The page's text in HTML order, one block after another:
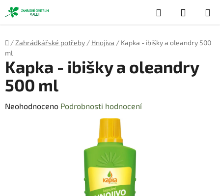
Přejít
na
obsah
Hledat
KOŠÍK
Domů
/ Zahrádkářské potřeby / Hnojiva / Kapka - ibišky a oleandry 500
ml
Kapka - ibišky a oleandry
500 ml
Průměrné
Neohodnoceno Podrobnosti hodnocení